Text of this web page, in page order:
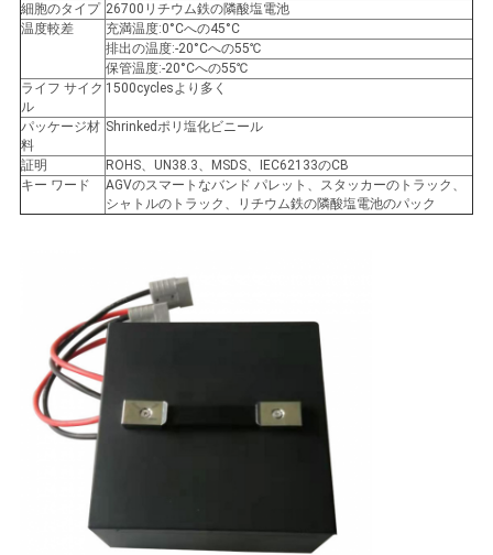
図
PRIVACY
POLICY
細胞のタイプ 26700リチウム鉄の隣酸塩電池
温度較差
充満温度:0°Cへの45°C
排出の温度:-20°Cへの55℃
保管温度:-20°Cへの55℃
ライフ サイク
ル
1500cyclesより多く
パッケージ材
料
Shrinkedポリ塩化ビニール
証明
ROHS、UN38.3、MSDS、IEC62133のCB
キー ワード
AGVのスマートなバンド パレット、スタッカーのトラック、
シャトルのトラック、リチウム鉄の隣酸塩電池のパック